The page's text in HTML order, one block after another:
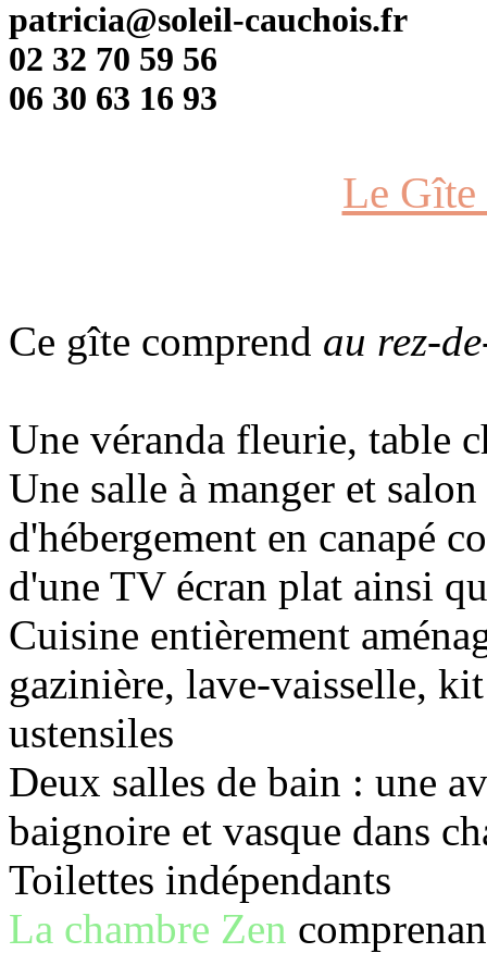
patricia@soleil-cauchois.fr
02 32 70 59 56
06 30 63 16 93
Le Gîte
Ce gîte comprend au rez-
Une véranda fleurie, table
Une salle à manger et
d'hébergement en canapé
d'une TV écran plat ainsi
Cuisine entièrement
gazinière, lave-vaisselle,
ustensiles
Deux salles de bain : une
baignoire et vasque dans
Toilettes indépendants
La chambre Zen